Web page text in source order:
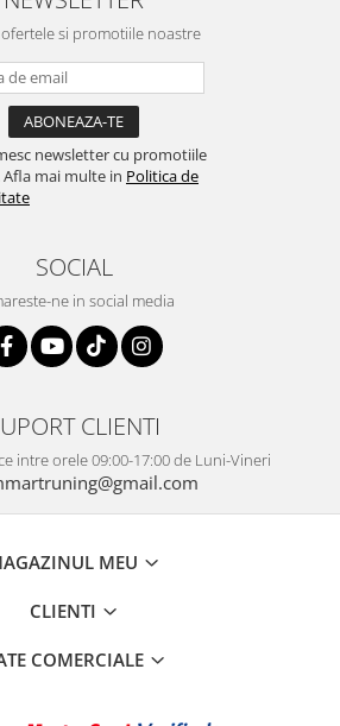
si promotiile noastre
newsletter cu promotiile
mai multe in Politica de
SOCIAL
ne in social media
CLIENTI
intre orele 09:00-17:00 de Luni-Vineri
MEU
CLIENTI
COMERCIALE